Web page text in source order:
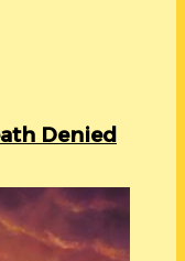
Denied